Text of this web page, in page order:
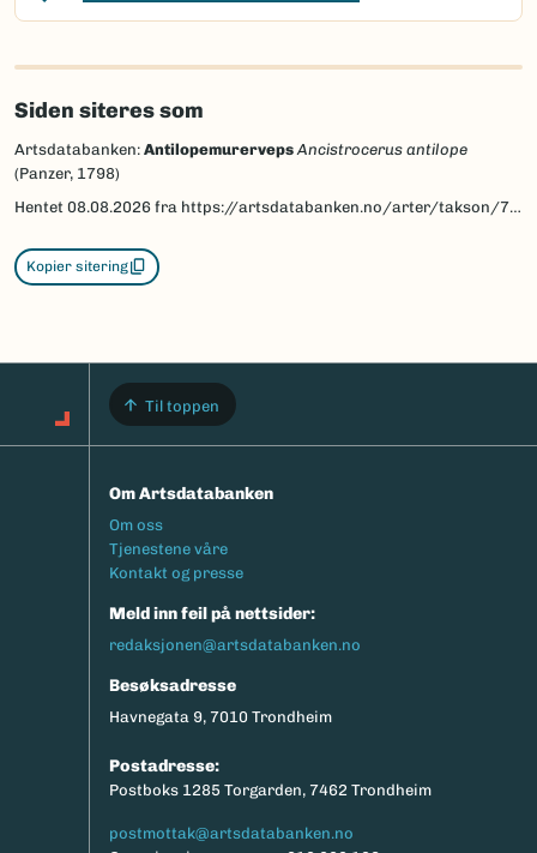
Siden siteres som
Artsdatabanken: Antilopemurerveps Ancistrocerus antilope
(Panzer, 1798)
Hentet 08.08.2026 fra https://artsdatabanken.no/arter/takson/77492
Kopier sitering
Til toppen
Om Artsdatabanken
Footermeny
Om oss
Tjenestene våre
Kontakt og presse
Meld inn feil på nettsider:
redaksjonen@artsdatabanken.no
Besøksadresse
Havnegata 9, 7010 Trondheim
Postadresse:
Postboks 1285 Torgarden, 7462 Trondheim
postmottak@artsdatabanken.no